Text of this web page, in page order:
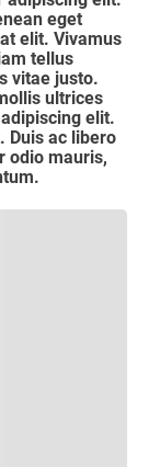
eget
elit. Vivamus
tellus
vitae justo.
ultrices
elit.
Duis ac libero
odio mauris,